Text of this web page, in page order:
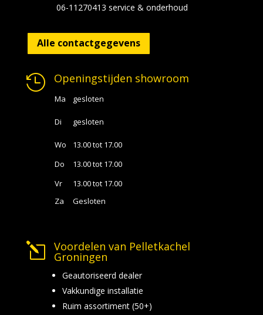
06-11270413 service & onderhoud
Alle contactgegevens
 Openingstijden showroom
Ma gesloten
Di gesloten
Wo
13.00 tot 17.00
Do
13.00 tot 17.00
Vr
13.00 tot 17.00
Za
Gesloten
l Voordelen van Pelletkachel
Groningen
Geautoriseerd dealer
Vakkundige installatie
Ruim assortiment (50+)